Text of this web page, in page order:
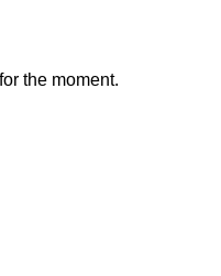
the moment.